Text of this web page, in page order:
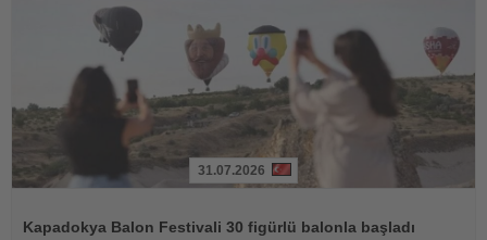
31.07.2026
Kapadokya Balon Festivali 30 figürlü balonla başladı